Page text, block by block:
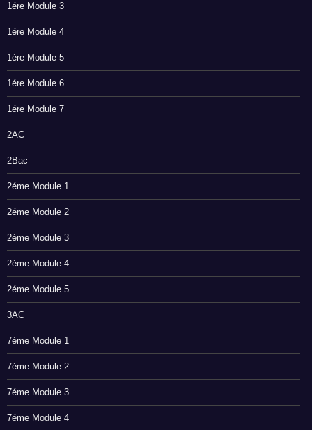
1ére Module 3
1ére Module 4
1ére Module 5
1ére Module 6
1ére Module 7
2AC
2Bac
2éme Module 1
2éme Module 2
2éme Module 3
2éme Module 4
2éme Module 5
3AC
7éme Module 1
7éme Module 2
7éme Module 3
7éme Module 4